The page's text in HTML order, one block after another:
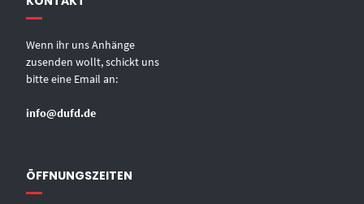
Wenn ihr uns Anhänge
zusenden wollt, schickt uns
bitte eine Email an:
info@dufd.de
ÖFFNUNGSZEITEN